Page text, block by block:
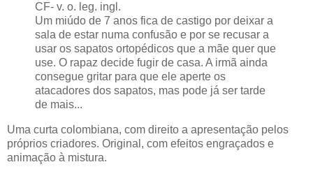
CF- v. o. leg. ingl.
Um miúdo de 7 anos fica de castigo por deixar a
sala de estar numa confusão e por se recusar a
usar os sapatos ortopédicos que a mãe quer que
use. O rapaz decide fugir de casa. A irmã ainda
consegue gritar para que ele aperte os
atacadores dos sapatos, mas pode já ser tarde
de mais...
Uma curta colombiana, com direito a apresentação pelos
próprios criadores. Original, com efeitos engraçados e
animação à mistura.